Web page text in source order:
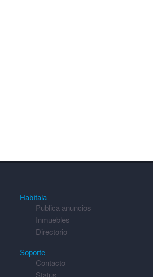
Habítala
Publica anuncios
Inmuebles
Directorio
Soporte
Contacto
Status